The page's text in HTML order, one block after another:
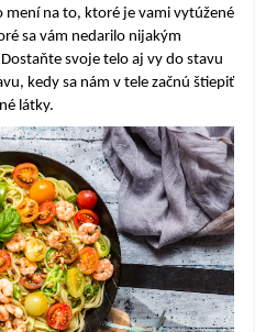
mení na to, ktoré je vami vytúžené
sa vám nedarilo nijakým
svoje telo aj vy do stavu
kedy sa nám v tele začnú štiepiť
látky.